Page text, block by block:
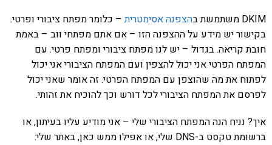
DKIM משתמשת ב
הצפנה אסימטרית– כלומר מפתח ציבורי ופרטי.
בקישור יש מידע על ההצפנה הזו – אם אתם מפתחי ווב – באמת
חובת קריאה. בגדול – יש לנו מפתח ציבורי ומפתח פרטי. עם
המפתח הפרטי אני יכול להצפין ועם המפתח הציבורי אני יכול
לפתוח את מה שהוצפן עם המפתח הפרטי. זה אומר שאני יכול
לפרסם את המפתח הציבורי לכל דורש וכך להוכיח את זהותי.
איך? נניח הנה המפתח הציבורי שלי – אני מודיע עליו בעיתון, או
ברשומת טקסט ב-DNS שלי, או אפילו ממש כאן, באתר שלי: